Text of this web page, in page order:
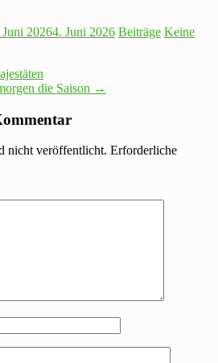
Juni 20264. Juni 2026 Beiträge Keine
die Saison →
nicht veröffentlicht. Erforderliche